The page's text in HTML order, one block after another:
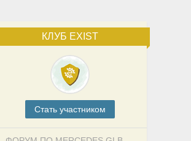
КЛУБ EXIST
Cтать участником